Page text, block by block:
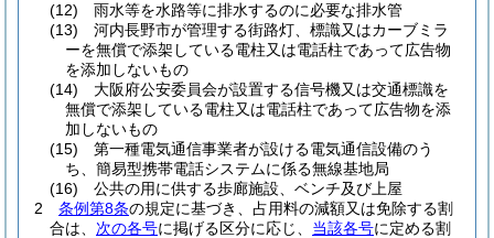
(12)
雨水等を水路等に排水するのに必要な排水管
(13)
河内長野市が管理する街路灯、標識又はカーブミラ
ーを無償で添架している電柱又は電話柱であって広告物
を添加しないもの
(14)
大阪府公安委員会が設置する信号機又は交通標識を
無償で添架している電柱又は電話柱であって広告物を添
加しないもの
(15)
第一種電気通信事業者が設ける電気通信設備のう
ち、簡易型携帯電話システムに係る無線基地局
(16)
公共の用に供する歩廊施設、ベンチ及び上屋
2
条例第8条の規定に基づき、占用料の減額又は免除する割
合は、 次の各号に掲げる区分に応じ、 当該各号に定める割